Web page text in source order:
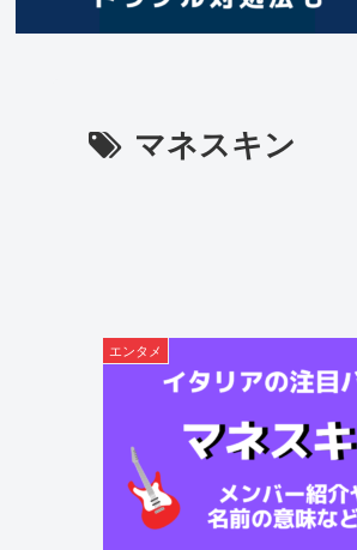
マネスキン
エンタメ